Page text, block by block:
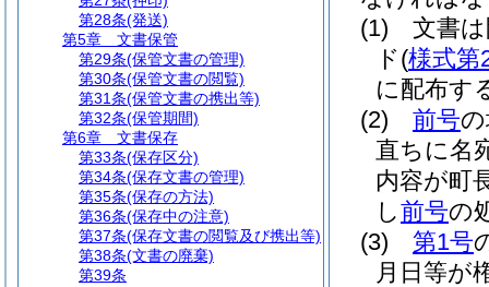
(1)
文書
ド (様式第
に配布す
(2)
前号
直ちに名
内容が町
し前号の
(3)
第1号
月日等が
第28条(発送)
第5章
文書保管
第29条(保管文書の管理)
第30条(保管文書の閲覧)
第31条(保管文書の携出等)
第32条(保管期間)
第6章
文書保存
第33条(保存区分)
第34条(保存文書の管理)
第35条(保存の方法)
第36条(保存中の注意)
第37条(保存文書の閲覧及び携出等)
第38条(文書の廃棄)
第39条